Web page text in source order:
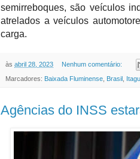
semirreboques, são veículos
atrelados a veículos
carga.
às abril 28, 2023 Nenhum comentário:
Marcadores: Baixada Fluminense Brasil
Agências do INSS